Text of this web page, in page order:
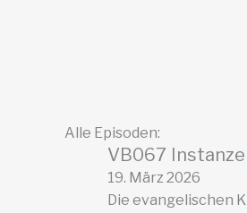
Alle Episoden:
VB067
19. März 2026
Die evangelischen